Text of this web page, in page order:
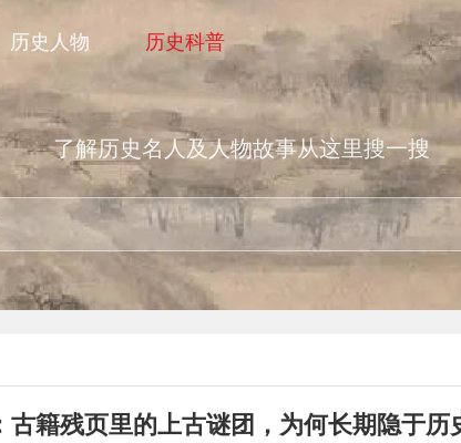
历史人物 历史科普
了解历史名人及人物故事从这里搜一搜
古籍残页里的上古谜团，为何长期隐于历